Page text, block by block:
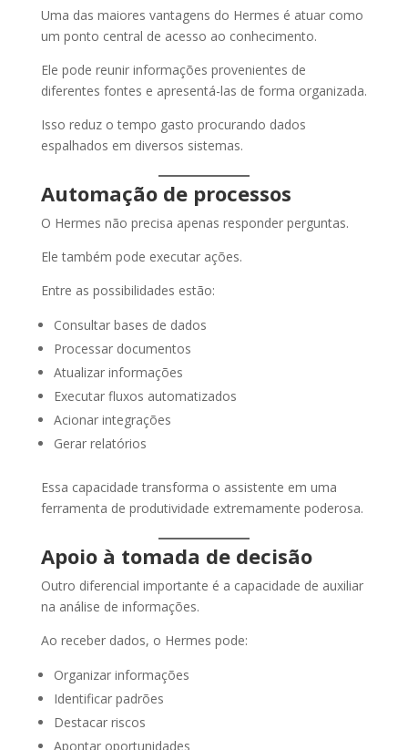
Uma das maiores vantagens do Hermes é atuar como
um ponto central de acesso ao conhecimento.
Ele pode reunir informações provenientes de
diferentes fontes e apresentá-las de forma organizada.
Isso reduz o tempo gasto procurando dados
espalhados em diversos sistemas.
Automação de processos
O Hermes não precisa apenas responder perguntas.
Ele também pode executar ações.
Entre as possibilidades estão:
Consultar bases de dados
Processar documentos
Atualizar informações
Executar fluxos automatizados
Acionar integrações
Gerar relatórios
Essa capacidade transforma o assistente em uma
ferramenta de produtividade extremamente poderosa.
Apoio à tomada de decisão
Outro diferencial importante é a capacidade de auxiliar
na análise de informações.
Ao receber dados, o Hermes pode:
Organizar informações
Identificar padrões
Destacar riscos
Apontar oportunidades